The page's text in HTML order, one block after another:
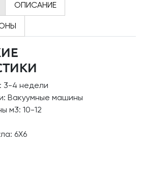
ОПИСАНИЕ
3-4 недели
Вакуумные машины
м3: 10-12
6Х6